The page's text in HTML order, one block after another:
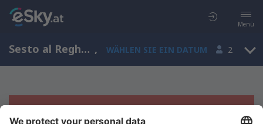
Menü
Sesto al Reghena, Friuli-Venezia Giulia, Italien , WÄHLEN SIE EIN DATUM 2